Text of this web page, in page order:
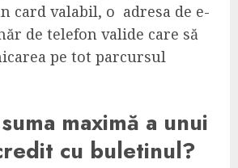
card valabil, o adresa de e-
de telefon valide care să
pe tot parcursul
maximă a unui
cu buletinul?